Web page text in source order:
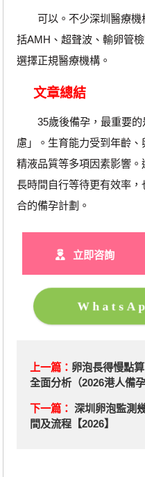
可以。不少深圳醫療機
括AMH、超聲波、輸卵管
選擇正規醫療機構。
文章總結
35歲後備孕，最重要的
慮」。生育能力受到年齡
精液品質等多項因素影響
長時間自行等待更有效率
合的備孕計劃。
立即咨詢
上一篇： 卵泡長得慢點
全面分析（2026港人備孕
下一篇： 深圳卵泡監測
間及流程【2026】